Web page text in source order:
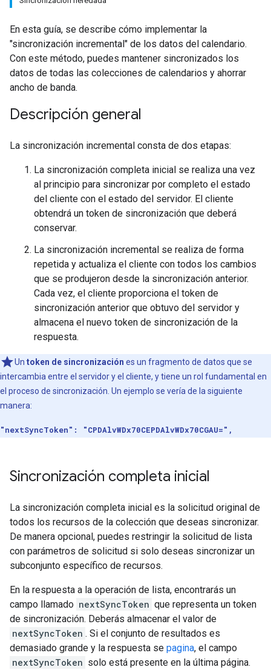
En esta guía, se describe cómo implementar la
"sincronización incremental" de los datos del calendario.
Con este método, puedes mantener sincronizados los
datos de todas las colecciones de calendarios y ahorrar
ancho de banda.
Descripción general
La sincronización incremental consta de dos etapas:
La sincronización completa inicial se realiza una vez
al principio para sincronizar por completo el estado
del cliente con el estado del servidor. El cliente
obtendrá un token de sincronización que deberá
conservar.
La sincronización incremental se realiza de forma
repetida y actualiza el cliente con todos los cambios
que se produjeron desde la sincronización anterior.
Cada vez, el cliente proporciona el token de
sincronización anterior que obtuvo del servidor y
almacena el nuevo token de sincronización de la
respuesta.
Un token de sincronización es un fragmento de datos que se
intercambia entre el servidor y el cliente, y tiene un rol fundamental en
el proceso de sincronización. Un ejemplo se vería de la siguiente
manera:
"nextSyncToken": "CPDAlvWDx70CEPDAlvWDx70CGAU=",
Sincronización completa inicial
La sincronización completa inicial es la solicitud original de
todos los recursos de la colección que deseas sincronizar.
De manera opcional, puedes restringir la solicitud de lista
con parámetros de solicitud si solo deseas sincronizar un
subconjunto específico de recursos.
En la respuesta a la operación de lista, encontrarás un
campo llamado nextSyncToken que representa un token
de sincronización. Deberás almacenar el valor de
nextSyncToken . Si el conjunto de resultados es
demasiado grande y la respuesta se pagina, el campo
nextSyncToken solo está presente en la última página.